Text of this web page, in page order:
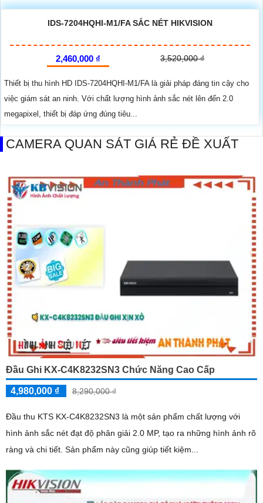
IDS-7204HQHI-M1/FA SẮC NÉT HIKVISION
2,460,000 ₫ 3,520,000 ₫
Thiết bị thu hình HD IDS-7204HQHI-M1/FA là giải pháp đáng tin cậy cho
việc giám sát an ninh. Với chất lượng hình ảnh sắc nét lên đến 2.0
megapixel, thiết bị đáp ứng đúng tiêu...
CAMERA QUAN SÁT GIÁ RẺ ĐỀ XUẤT
Đầu Ghi KX-C4K8232SN3 Chức Năng Cao Cấp
4,980,000 ₫ 8,290,000 ₫
Đầu thu KTS KX-C4K8232SN3 là một sản phẩm chất lượng với
hình ảnh sắc nét đạt độ phân giải 2.0 MP, tạo ra những hình ảnh rõ
ràng và chi tiết. Sản phẩm này cũng giúp tiết kiệm...